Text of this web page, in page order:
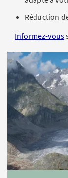
Réduction
Informez-vous